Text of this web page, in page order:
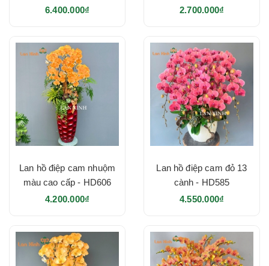
6.400.000₫
2.700.000₫
Lan hồ điệp cam nhuộm
màu cao cấp - HD606
4.200.000₫
Lan hồ điệp cam đỏ 13
cành - HD585
4.550.000₫